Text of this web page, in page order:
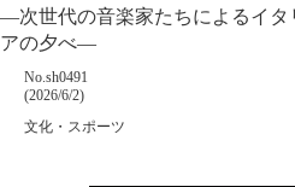
―次世代の音楽家たちによるイタ
アの夕べ―
掲載番号
No.sh0491
掲載日
(2026/6/2)
カテゴリー
文化・スポーツ